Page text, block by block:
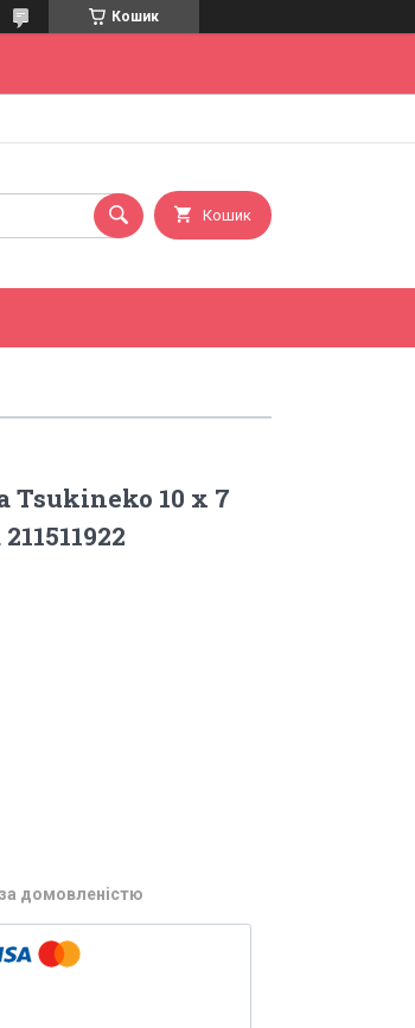
Кошик
Кошик
10 x 7
за домовленістю